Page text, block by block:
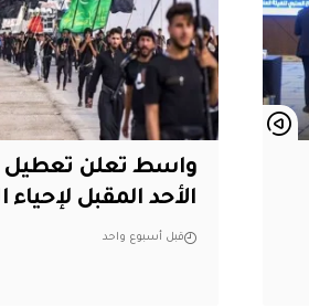
واسط تعلن تعطيل
الأحد المقبل لإحياء
قبل أسبوع واحد